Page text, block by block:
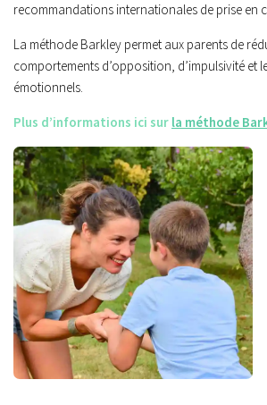
recommandations internationales de prise en
La méthode Barkley permet aux parents de
comportements d’opposition, d’impulsivité et
émotionnels.
Plus d’informations ici sur la méthode